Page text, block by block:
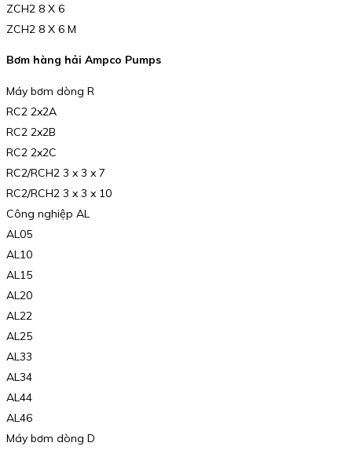
ZCH2 8 X 6
ZCH2 8 X 6 M
Bơm hàng hải Ampco Pumps
Máy bơm dòng R
RC2 2x2A
RC2 2x2B
RC2 2x2C
RC2/RCH2 3 x 3 x 7
RC2/RCH2 3 x 3 x 10
Công nghiệp AL
AL05
AL10
AL15
AL20
AL22
AL25
AL33
AL34
AL44
AL46
Máy bơm dòng D